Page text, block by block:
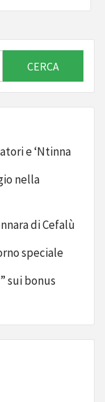
e ‘Ntinna
nella
di Cefalù
speciale
sui bonus